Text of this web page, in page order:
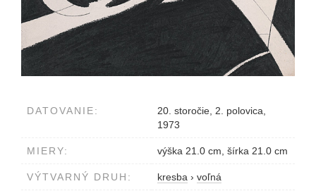
DATOVANIE:
20. storočie, 2. polovica,
1973
MIERY: výška 21.0 cm, šírka 21.0 cm
VÝTVARNÝ DRUH: kresba › voľná